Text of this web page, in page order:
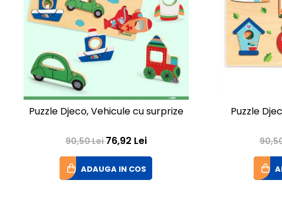
Puzzle Djeco, Vehicule cu surprize
90,50 Lei76,92 Lei
ADAUGA IN COS
Puzzle